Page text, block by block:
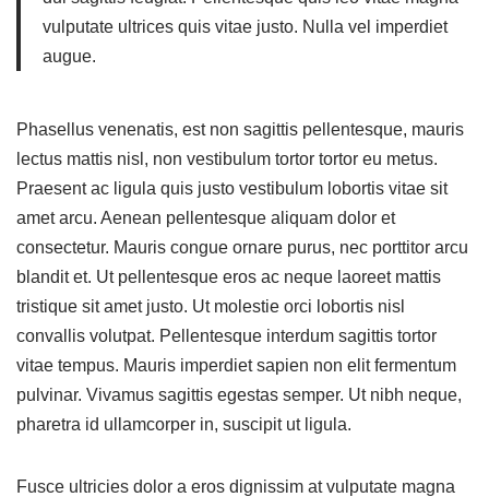
vulputate ultrices quis vitae justo. Nulla vel imperdiet
augue.
Phasellus venenatis, est non sagittis pellentesque, mauris
lectus mattis nisl, non vestibulum tortor tortor eu metus.
Praesent ac ligula quis justo vestibulum lobortis vitae sit
amet arcu. Aenean pellentesque aliquam dolor et
consectetur. Mauris congue ornare purus, nec porttitor arcu
blandit et. Ut pellentesque eros ac neque laoreet mattis
tristique sit amet justo. Ut molestie orci lobortis nisl
convallis volutpat. Pellentesque interdum sagittis tortor
vitae tempus. Mauris imperdiet sapien non elit fermentum
pulvinar. Vivamus sagittis egestas semper. Ut nibh neque,
pharetra id ullamcorper in, suscipit ut ligula.
Fusce ultricies dolor a eros dignissim at vulputate magna